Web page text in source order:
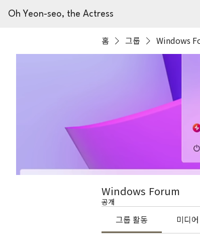
Oh Yeon-seo, the Actress
홈 그룹 Windows
Windows Forum
공개
그룹 활동 미디어